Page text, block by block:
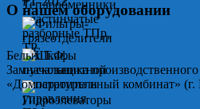
О нашем оборудовании
Белых Т.Ф.
Замначальника
«Домостроительный комбинат»